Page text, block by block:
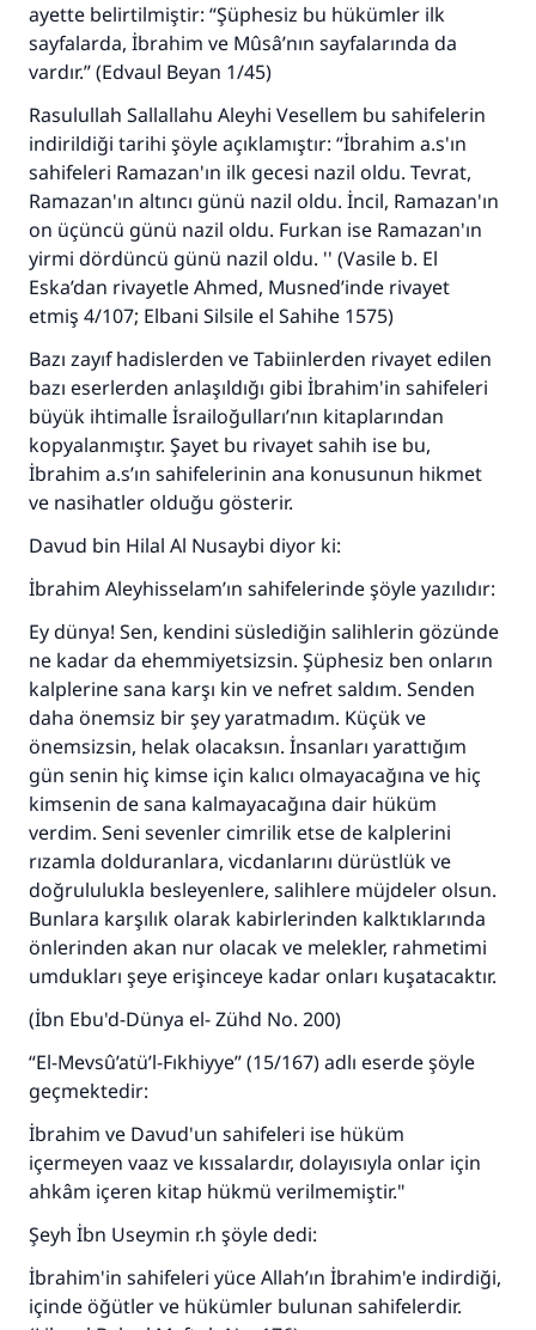
ayette belirtilmiştir: “Şüphesiz bu hükümler ilk
sayfalarda, İbrahim ve Mûsâ’nın sayfalarında da
vardır.” (Edvaul Beyan 1/45)
Rasulullah Sallallahu Aleyhi Vesellem bu sahifelerin
indirildiği tarihi şöyle açıklamıştır: “İbrahim a.s'ın
sahifeleri Ramazan'ın ilk gecesi nazil oldu. Tevrat,
Ramazan'ın altıncı günü nazil oldu. İncil, Ramazan'ın
on üçüncü günü nazil oldu. Furkan ise Ramazan'ın
yirmi dördüncü günü nazil oldu. '' (Vasile b. El
Eska’dan rivayetle Ahmed, Musned’inde rivayet
etmiş 4/107; Elbani Silsile el Sahihe 1575)
Bazı zayıf hadislerden ve Tabiinlerden rivayet edilen
bazı eserlerden anlaşıldığı gibi İbrahim'in sahifeleri
büyük ihtimalle İsrailoğulları’nın kitaplarından
kopyalanmıştır. Şayet bu rivayet sahih ise bu,
İbrahim a.s’ın sahifelerinin ana konusunun hikmet
ve nasihatler olduğu gösterir.
Davud bin Hilal Al Nusaybi diyor ki:
İbrahim Aleyhisselam’ın sahifelerinde şöyle yazılıdır:
Ey dünya! Sen, kendini süslediğin salihlerin gözünde
ne kadar da ehemmiyetsizsin. Şüphesiz ben onların
kalplerine sana karşı kin ve nefret saldım. Senden
daha önemsiz bir şey yaratmadım. Küçük ve
önemsizsin, helak olacaksın. İnsanları yarattığım
gün senin hiç kimse için kalıcı olmayacağına ve hiç
kimsenin de sana kalmayacağına dair hüküm
verdim. Seni sevenler cimrilik etse de kalplerini
rızamla dolduranlara, vicdanlarını dürüstlük ve
doğrululukla besleyenlere, salihlere müjdeler olsun.
Bunlara karşılık olarak kabirlerinden kalktıklarında
önlerinden akan nur olacak ve melekler, rahmetimi
umdukları şeye erişinceye kadar onları kuşatacaktır.
(İbn Ebu'd-Dünya el- Zühd No. 200)
“El-Mevsû’atü’l-Fıkhiyye” (15/167) adlı eserde şöyle
geçmektedir:
İbrahim ve Davud'un sahifeleri ise hüküm
içermeyen vaaz ve kıssalardır, dolayısıyla onlar için
ahkâm içeren kitap hükmü verilmemiştir."
Şeyh İbn Useymin r.h şöyle dedi:
İbrahim'in sahifeleri yüce Allah’ın İbrahim'e indirdiği,
içinde öğütler ve hükümler bulunan sahifelerdir.
kurtardı.
Ümmete cevapları ulaştırmak için bizi destekle
Rasulullah ﷺ şöyle dedi:
Her kim bir hayra yol gösterirse , hayrı yapan
kişinin sevabı kadar ona sevap yazılır.
(MUSLIM 1893)
Şimdi katkı yapın!